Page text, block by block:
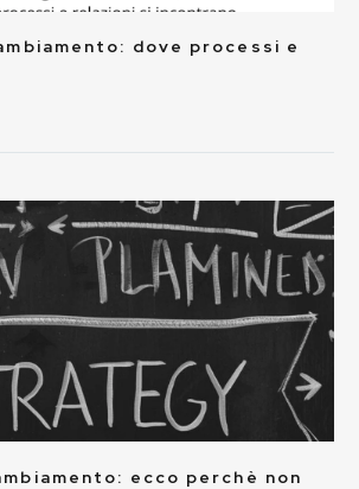
dove processi e
ecco perchè non